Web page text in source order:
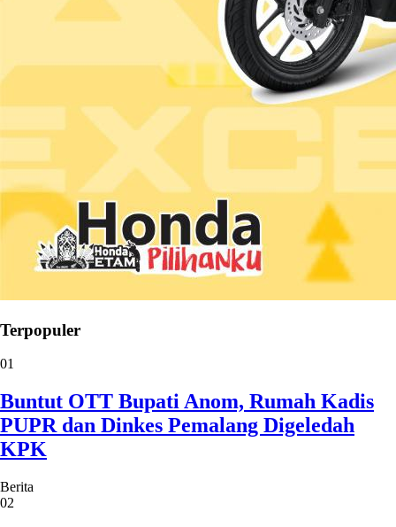
Terpopuler
01
Buntut OTT Bupati Anom, Rumah Kadis
PUPR dan Dinkes Pemalang Digeledah
KPK
Berita
02